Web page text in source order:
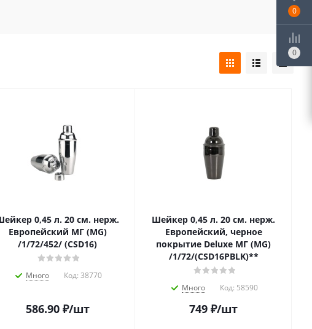
0,45 л. 20 см. нерж.
Европейский МГ (MG)
/1/72/452/ (CSD16)
Много Код: 38770
586.90₽/шт
Шейкер 0,45 л. 20 см. нерж.
Европейский, черное
покрытие Deluxe МГ (MG)
/1/72/(CSD16PBLK)**
Много Код: 58590
749 ₽/шт
0
0